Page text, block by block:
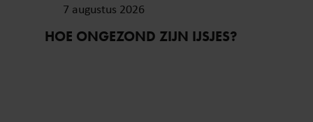
7 augustus 2026
HOE ONGEZOND ZIJN IJSJES?